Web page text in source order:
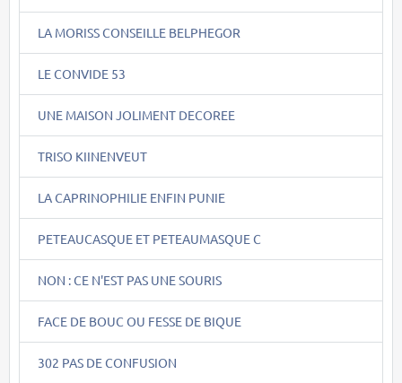
LA MORISS CONSEILLE BELPHEGOR
LE CONVIDE 53
UNE MAISON JOLIMENT DECOREE
TRISO KIINENVEUT
LA CAPRINOPHILIE ENFIN PUNIE
PETEAUCASQUE ET PETEAUMASQUE C
NON : CE N'EST PAS UNE SOURIS
FACE DE BOUC OU FESSE DE BIQUE
302 PAS DE CONFUSION